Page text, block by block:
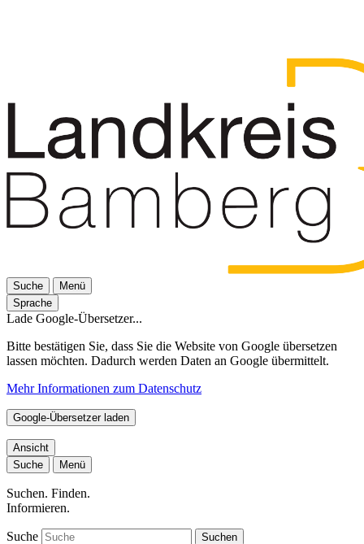
Suche
Menü
Sprache
Lade Google-Übersetzer...
Bitte bestätigen Sie, dass Sie die Website von Google übersetzen
lassen möchten. Dadurch werden Daten an Google übermittelt.
Mehr Informationen zum Datenschutz
Google-Übersetzer laden
Ansicht
Suche
Menü
Suchen. Finden.
Informieren.
Suche Suchen